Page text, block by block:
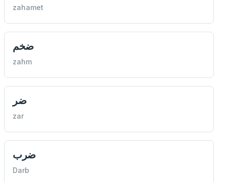
zahamet
ضخم
zahm
ضر
zar
ضرب
Darb